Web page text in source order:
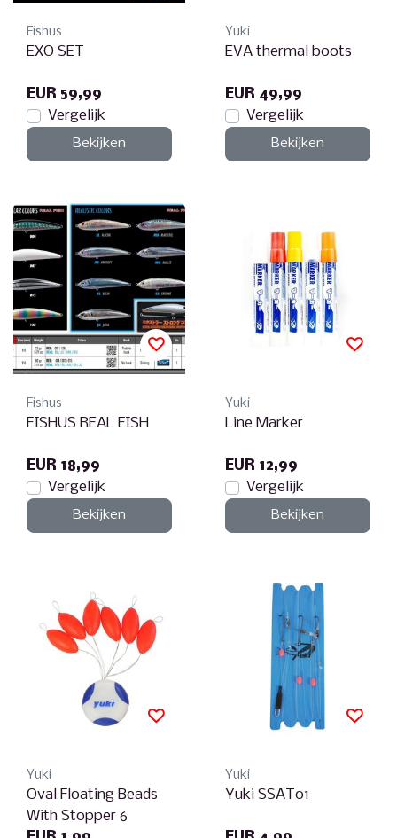
Fishus
EXO SET
EUR 59,99
Vergelijk
Bekijken
Yuki
EVA thermal boots
EUR 49,99
Vergelijk
Bekijken
Fishus
FISHUS REAL FISH
EUR 18,99
Vergelijk
Bekijken
Yuki
Line Marker
EUR 12,99
Vergelijk
Bekijken
Yuki
Oval Floating Beads
With Stopper 6
Yuki
Yuki SSAT01